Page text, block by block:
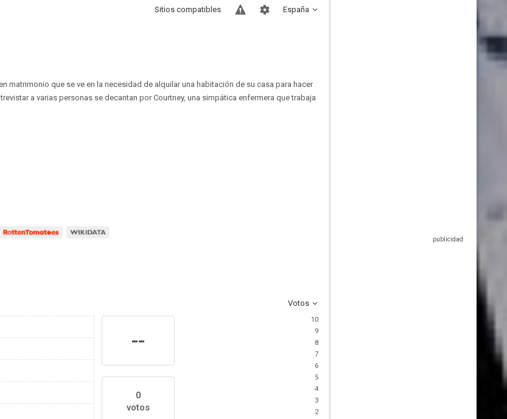
España
Sitios compatibles
matrimonio que se ve en la necesidad de alquilar una habitación de su casa para hacer
a varias personas se decantan por Courtney, una simpática enfermera que trabaja
Votos
--
0
votos
10
9
8
7
6
5
4
3
2